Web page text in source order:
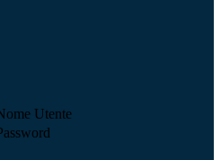
Utente